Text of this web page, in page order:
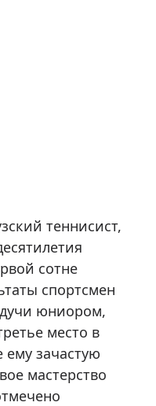
теннисист,
сотне
спортсмен
юниором,
место в
зачастую
мастерство